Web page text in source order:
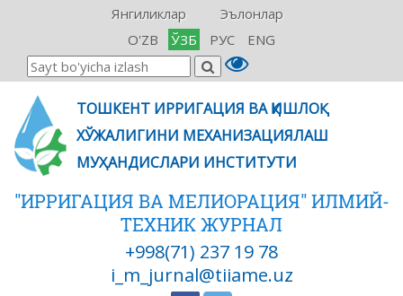
Янгиликлар
Эълонлар
O'ZB
ЎЗБ РУС ENG
ТОШКЕНТ ИРРИГАЦИЯ ВА ҚИШЛОҚ
ХЎЖАЛИГИНИ МЕХАНИЗАЦИЯЛАШ
МУҲАНДИСЛАРИ ИНСТИТУТИ
"ИРРИГАЦИЯ ВА МЕЛИОРАЦИЯ" ИЛМИЙ-
ТЕХНИК ЖУРНАЛ
+998(71) 237 19 78
i_m_jurnal@tiiame.uz